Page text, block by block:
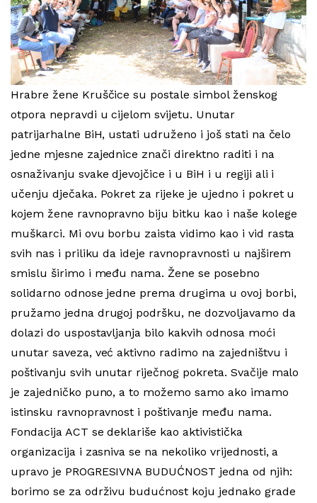
Hrabre žene Kruščice su postale simbol ženskog
otpora nepravdi u cijelom svijetu. Unutar
patrijarhalne BiH, ustati udruženo i još stati na čelo
jedne mjesne zajednice znači direktno raditi i na
osnaživanju svake djevojčice i u BiH i u regiji ali i
učenju dječaka. Pokret za rijeke je ujedno i pokret u
kojem žene ravnopravno biju bitku kao i naše kolege
muškarci. Mi ovu borbu zaista vidimo kao i vid rasta
svih nas i priliku da ideje ravnopravnosti u najširem
smislu širimo i među nama. Žene se posebno
solidarno odnose jedne prema drugima u ovoj borbi,
pružamo jedna drugoj podršku, ne dozvoljavamo da
dolazi do uspostavljanja bilo kakvih odnosa moći
unutar saveza, već aktivno radimo na zajedništvu i
poštivanju svih unutar riječnog pokreta. Svačije malo
je zajedničko puno, a to možemo samo ako imamo
istinsku ravnopravnost i poštivanje među nama.
Fondacija ACT se deklariše kao aktivistička
organizacija i zasniva se na nekoliko vrijednosti, a
upravo je PROGRESIVNA BUDUĆNOST jedna od njih:
borimo se za održivu budućnost koju jednako grade